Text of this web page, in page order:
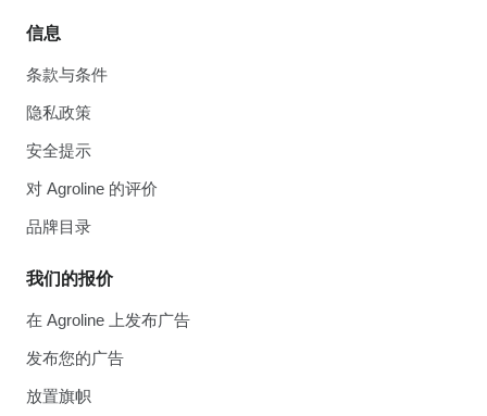
信息
条款与条件
隐私政策
安全提示
对 Agroline 的评价
品牌目录
我们的报价
在 Agroline 上发布广告
发布您的广告
放置旗帜